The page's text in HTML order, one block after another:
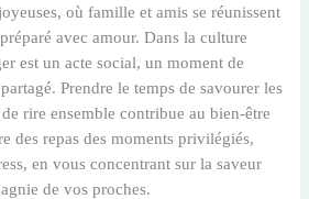
où famille et amis se réunissent
avec amour. Dans la culture
est un acte social, un moment de
Prendre le temps de savourer les
rire ensemble contribue au bien-être
des repas des moments privilégiés,
en vous concentrant sur la saveur
de vos proches.